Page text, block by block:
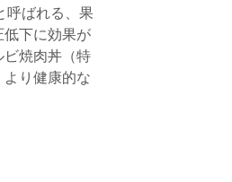
呼ばれる、果
低下に効果が
ビ焼肉丼（特
り健康的な